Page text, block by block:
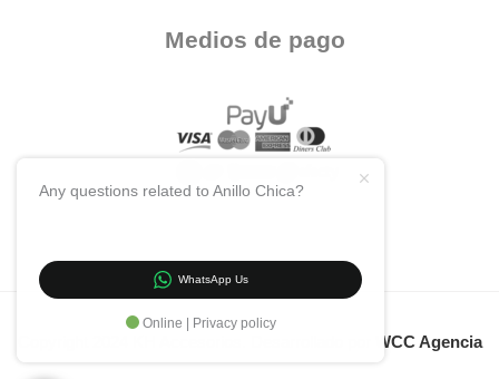
Medios de pago
WCC Agencia
Any questions related to Anillo Chica?
WhatsApp Us
Online | Privacy policy